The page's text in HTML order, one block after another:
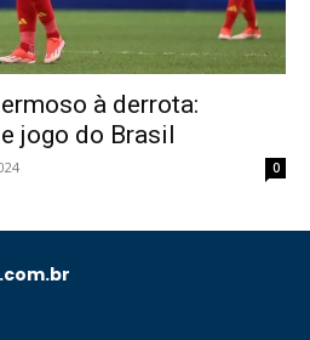
à derrota:
jogo do Brasil
0